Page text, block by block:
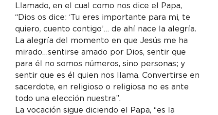
Llamado, en el cual como nos dice el Papa,
“Dios os dice: ‘Tu eres importante para mi, te
quiero, cuento contigo’… de ahí nace la alegría.
La alegría del momento en que Jesús me ha
mirado…sentirse amado por Dios, sentir que
para él no somos números, sino personas; y
sentir que es él quien nos llama. Convertirse en
sacerdote, en religioso o religiosa no es ante
todo una elección nuestra”.
La vocación sigue diciendo el Papa, “es la